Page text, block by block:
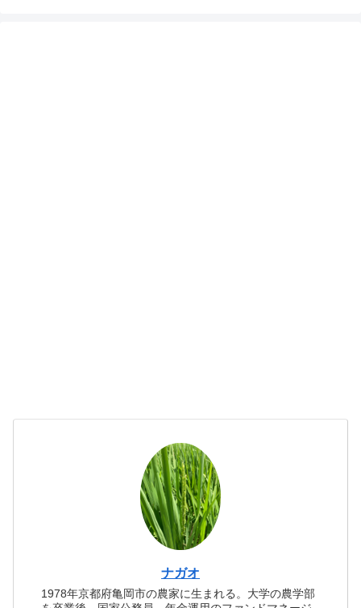
ナガオ
1978年京都府亀岡市の農家に生まれる。大学の農学部